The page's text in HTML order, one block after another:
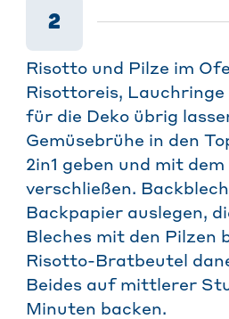
2
Risotto und Pilze im
Risottoreis, Lauchringe
für die Deko übrig
Gemüsebrühe in den
2in1 geben und mit
verschließen.
Backpapier auslegen,
Bleches mit den Pilzen
Risotto-Bratbeutel
Beides auf mittlerer
Minuten backen.